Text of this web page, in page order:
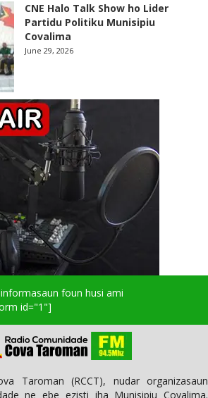
CNE Halo Talk Show ho Lider
Partidu Politiku Munisipiu
Covalima
June 29, 2026
foun husi ami
id="1"]
Taroman (RCCT), nudar organizasaun
ne ebe ezisti iha Munisipiu Covalima.